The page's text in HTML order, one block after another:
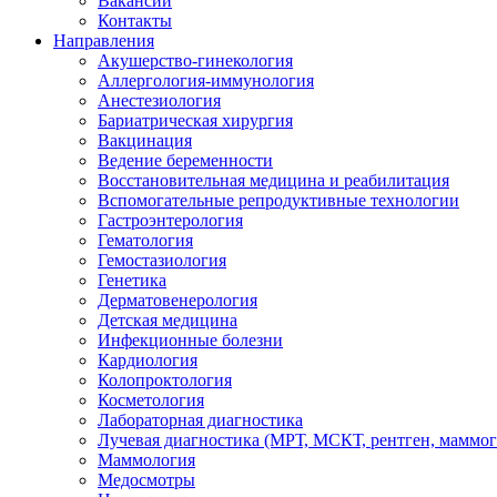
Контакты
Направления
Акушерство-гинекология
Аллергология-иммунология
Анестезиология
Бариатрическая хирургия
Вакцинация
Ведение беременности
Восстановительная медицина и реабилитация
Вспомогательные репродуктивные технологии
Гастроэнтерология
Гематология
Гемостазиология
Генетика
Дерматовенерология
Детская медицина
Инфекционные болезни
Кардиология
Колопроктология
Косметология
Лабораторная диагностика
Лучевая диагностика (МРТ, МСКТ, рентген,
Маммология
Медосмотры